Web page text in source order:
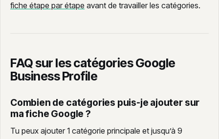
fiche étape par étape avant de travailler les catégories.
FAQ sur les catégories Google
Business Profile
Combien de catégories puis-je ajouter sur
ma fiche Google ?
Tu peux ajouter 1 catégorie principale et jusqu’à 9